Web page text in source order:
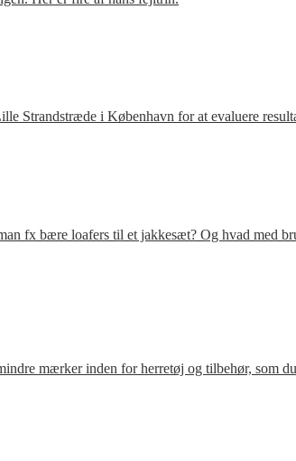
Strandstræde i København for at evaluere
fx bære loafers til et jakkesæt? Og hvad med
mærker inden for herretøj og tilbehør, som